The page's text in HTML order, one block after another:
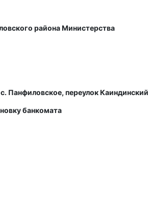
района Министерства
Панфиловское, переулок
банкомата